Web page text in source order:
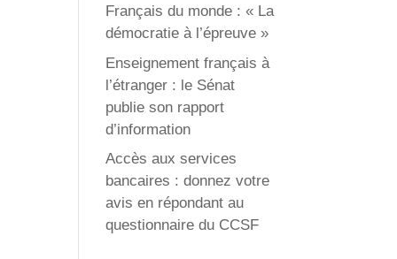
Français du monde : « La
démocratie à l’épreuve »
Enseignement français à
l’étranger : le Sénat
publie son rapport
d’information
Accès aux services
bancaires : donnez votre
avis en répondant au
questionnaire du CCSF